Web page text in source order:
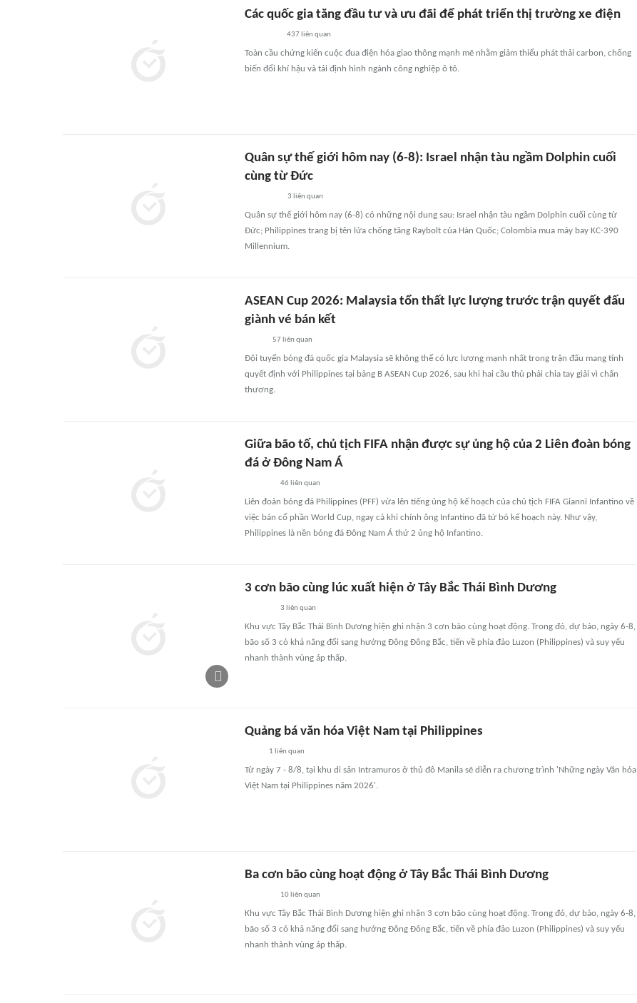
Các quốc gia tăng đầu tư và ưu đãi để phát triển thị trường xe điện
437liên quan
Toàn cầu chứng kiến cuộc đua điện hóa giao thông mạnh mẽ nhằm giảm thiểu phát thải carbon, chống
biến đổi khí hậu và tái định hình ngành công nghiệp ô tô.
Quân sự thế giới hôm nay (6-8): Israel nhận tàu ngầm Dolphin cuối
cùng từ Đức
3 liên quan
Quân sự thế giới hôm nay (6-8) có những nội dung sau: Israel nhận tàu ngầm Dolphin cuối cùng từ
Đức; Philippines trang bị tên lửa chống tăng Raybolt của Hàn Quốc; Colombia mua máy bay KC-390
Millennium.
ASEAN Cup 2026: Malaysia tổn thất lực lượng trước trận quyết đấu
giành vé bán kết
57 liên quan
Đội tuyển bóng đá quốc gia Malaysia sẽ không thể có lực lượng mạnh nhất trong trận đấu mang tính
quyết định với Philippines tại bảng B ASEAN Cup 2026, sau khi hai cầu thủ phải chia tay giải vì chấn
thương.
Giữa bão tố, chủ tịch FIFA nhận được sự ủng hộ của 2 Liên đoàn bóng
đá ở Đông Nam Á
46 liên quan
Liên đoàn bóng đá Philippines (PFF) vừa lên tiếng ủng hộ kế hoạch của chủ tịch FIFA Gianni Infantino về
việc bán cổ phần World Cup, ngay cả khi chính ông Infantino đã từ bỏ kế hoạch này. Như vậy,
Philippines là nền bóng đá Đông Nam Á thứ 2 ủng hộ Infantino.
3 cơn bão cùng lúc xuất hiện ở Tây Bắc Thái Bình Dương
3 liên quan
Khu vực Tây Bắc Thái Bình Dương hiện ghi nhận 3 cơn bão cùng hoạt động. Trong đó, dự báo, ngày 6-8,
bão số 3 có khả năng đổi sang hướng Đông Đông Bắc, tiến về phía đảo Luzon (Philippines) và suy yếu
nhanh thành vùng áp thấp.
Quảng bá văn hóa Việt Nam tại Philippines
1 liên quan
Từ ngày 7 - 8/8, tại khu di sản Intramuros ở thủ đô Manila sẽ diễn ra chương trình 'Những ngày Văn hóa
Việt Nam tại Philippines năm 2026'.
Ba cơn bão cùng hoạt động ở Tây Bắc Thái Bình Dương
10 liên quan
Khu vực Tây Bắc Thái Bình Dương hiện ghi nhận 3 cơn bão cùng hoạt động. Trong đó, dự báo, ngày 6-8,
bão số 3 có khả năng đổi sang hướng Đông Đông Bắc, tiến về phía đảo Luzon (Philippines) và suy yếu
nhanh thành vùng áp thấp.